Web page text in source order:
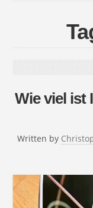
Wie viel ist
Written by